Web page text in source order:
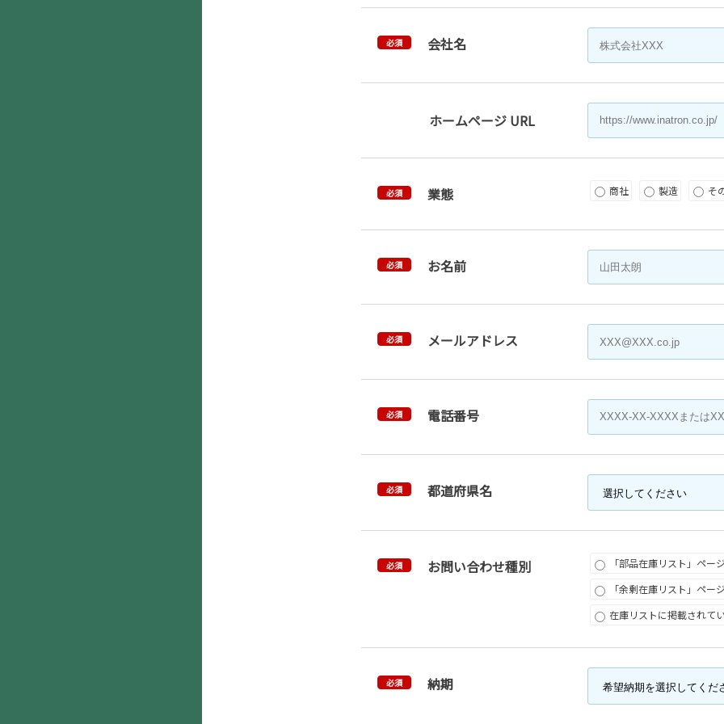
必須 会社名
ホームページ URL
必須 業態 商社 製造 そ
必須 お名前
必須 メールアドレス
必須 電話番号
必須 都道府県名
必須 お問い合わせ種別
「部品在庫リスト」ペー
「余剰在庫リスト」ペー
在庫リストに掲載されて
必須 納期